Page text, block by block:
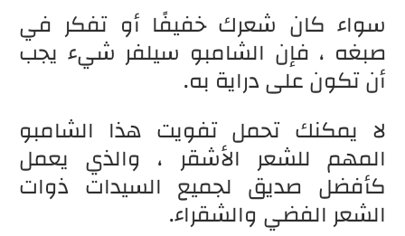
سواء كان شعرك خفيفًا أو تفكر في
صبغه ، فإن الشامبو سيلفر شيء يجب
أن تكون على دراية به.
لا يمكنك تحمل تفويت هذا الشامبو
المهم للشعر الأشقر ، والذي يعمل
كأفضل صديق لجميع السيدات ذوات
الشعر الفضي والشقراء.